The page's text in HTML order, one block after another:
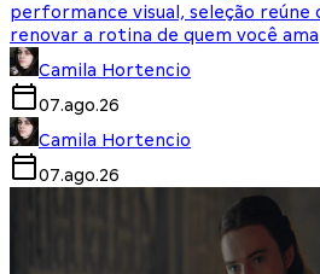
performance visual, seleção reúne
renovar a rotina de quem você ama
Camila Hortencio
07.ago.26
Camila Hortencio
07.ago.26